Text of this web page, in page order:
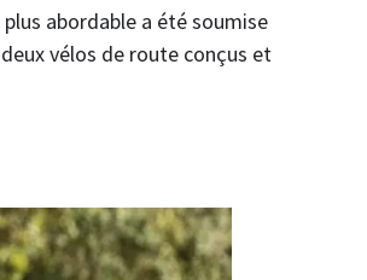
plus abordable a été soumise
vélos de route conçus et